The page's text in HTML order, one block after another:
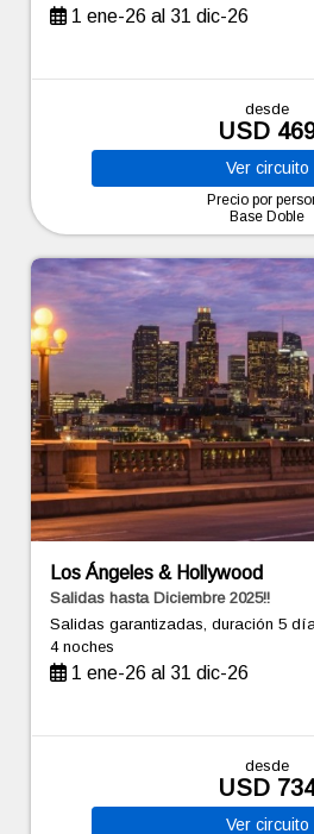
1 ene-26 al 31 dic-26
desde
USD
Ver circuito
Precio por
Base Doble
Los Ángeles & Hollywood
Salidas hasta Diciembre 2025!!
Salidas garantizadas, duración 5
4 noches
1 ene-26 al 31 dic-26
desde
USD
Ver circuito